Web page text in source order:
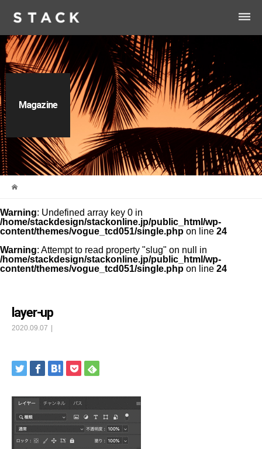
dehaze
Magazine
Warning: Undefined array key 0 in
/home/stackdesign/stackonline.jp/public_html/wp-
content/themes/vogue_tcd051/single.php on line 24
Warning: Attempt to read property "slug" on null in
/home/stackdesign/stackonline.jp/public_html/wp-
content/themes/vogue_tcd051/single.php on line 24
layer-up
2020.09.07